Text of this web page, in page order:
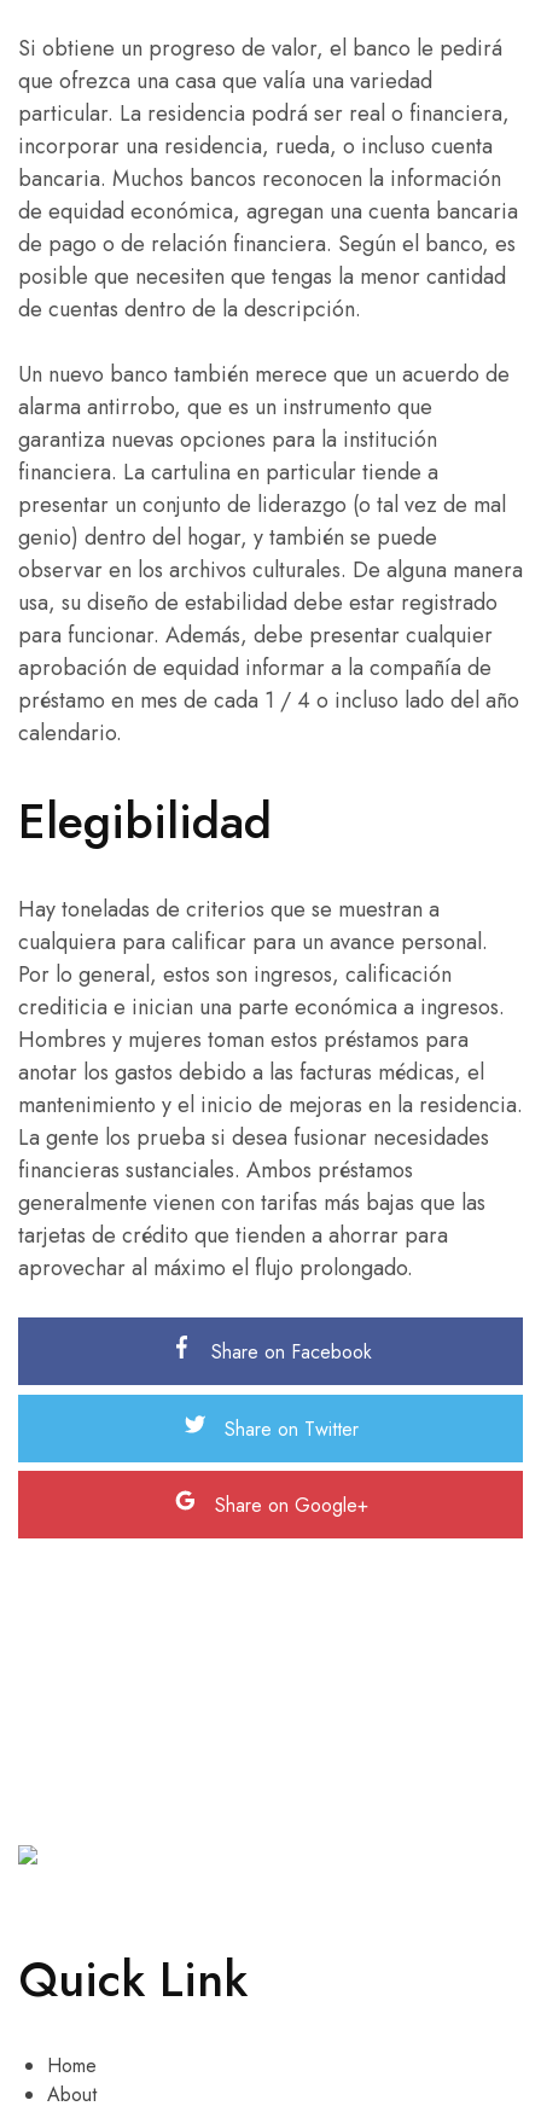
Si obtiene un progreso de valor, el banco le pedirá
que ofrezca una casa que valía una variedad
particular. La residencia podrá ser real o financiera,
incorporar una residencia, rueda, o incluso cuenta
bancaria. Muchos bancos reconocen la información
de equidad económica, agregan una cuenta bancaria
de pago o de relación financiera. Según el banco, es
posible que necesiten que tengas la menor cantidad
de cuentas dentro de la descripción.
Un nuevo banco también merece que un acuerdo de
alarma antirrobo, que es un instrumento que
garantiza nuevas opciones para la institución
financiera. La cartulina en particular tiende a
presentar un conjunto de liderazgo (o tal vez de mal
genio) dentro del hogar, y también se puede
observar en los archivos culturales. De alguna manera
usa, su diseño de estabilidad debe estar registrado
para funcionar. Además, debe presentar cualquier
aprobación de equidad informar a la compañía de
préstamo en mes de cada 1 / 4 o incluso lado del año
calendario.
Elegibilidad
Hay toneladas de criterios que se muestran a
cualquiera para calificar para un avance personal.
Por lo general, estos son ingresos, calificación
crediticia e inician una parte económica a ingresos.
Hombres y mujeres toman estos préstamos para
anotar los gastos debido a las facturas médicas, el
mantenimiento y el inicio de mejoras en la residencia.
La gente los prueba si desea fusionar necesidades
financieras sustanciales. Ambos préstamos
generalmente vienen con tarifas más bajas que las
tarjetas de crédito que tienden a ahorrar para
aprovechar al máximo el flujo prolongado.
Share on Facebook
Share on Twitter
Share on Google+
Quick Link
Home
About